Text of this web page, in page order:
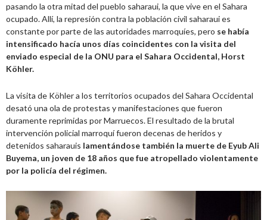
pasando la otra mitad del pueblo saharaui, la que vive en el Sahara
ocupado. Allí, la represión contra la población civil saharaui es
constante por parte de las autoridades marroquíes, pero se había
intensificado hacía unos días coincidentes con la visita del
enviado especial de la ONU para el Sahara Occidental, Horst
Köhler.
La visita de Köhler a los territorios ocupados del Sahara Occidental
desató una ola de protestas y manifestaciones que fueron
duramente reprimidas por Marruecos. El resultado de la brutal
intervención policial marroquí fueron decenas de heridos y
detenidos saharauis lamentándose también la muerte de Eyub Ali
Buyema, un joven de 18 años que fue atropellado violentamente
por la policía del régimen.